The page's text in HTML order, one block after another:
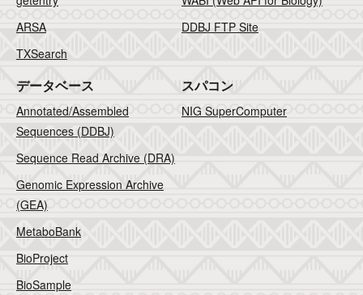
ARSA
TXSearch
DDBJ FTP Site
データベース
Annotated/Assembled
Sequences (DDBJ)
Sequence Read Archive (DRA)
Genomic Expression Archive
(GEA)
MetaboBank
BioProject
BioSample
スパコン
NIG SuperComputer